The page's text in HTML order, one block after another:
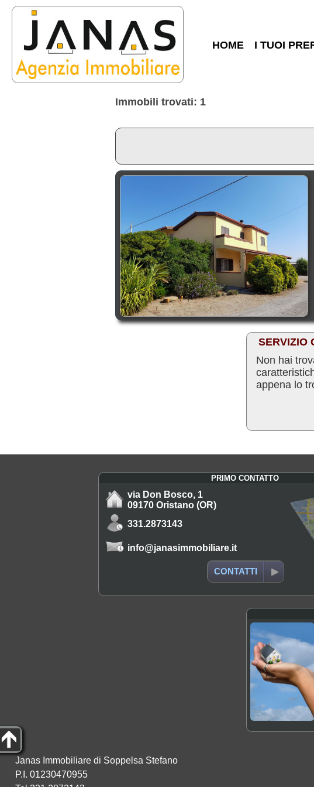
HOME I TUOI
Immobili trovati: 1
SERVIZIO
Non hai
appena lo
PRIMO CONTATTO
via Don Bosco, 1
09170 Oristano (OR)
331.2873143
info@janasimmobiliare.it
CONTATTI
Janas Immobiliare di Soppelsa Stefano
P.I. 01230470955